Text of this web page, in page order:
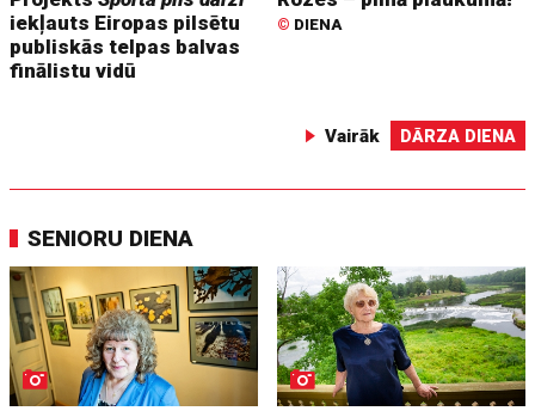
iekļauts Eiropas pilsētu
publiskās telpas balvas
finālistu vidū
© DIENA
Vairāk DĀRZA DIENA
SENIORU DIENA